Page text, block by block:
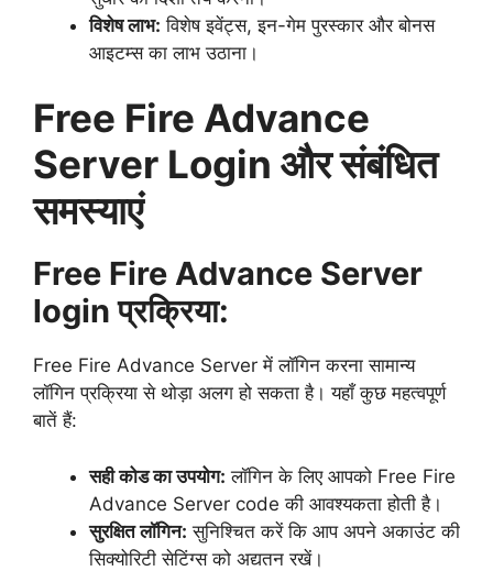
विशेष लाभ: विशेष इवेंट्स, इन-गेम पुरस्कार और बोनस
आइटम्स का लाभ उठाना।
Free Fire Advance
Server Login और संबंधित
समस्याएं
Free Fire Advance Server
login प्रक्रिया:
Free Fire Advance Server में लॉगिन करना सामान्य
लॉगिन प्रक्रिया से थोड़ा अलग हो सकता है। यहाँ कुछ महत्वपूर्ण
बातें हैं:
सही कोड का उपयोग: लॉगिन के लिए आपको Free Fire
Advance Server code की आवश्यकता होती है।
सुरक्षित लॉगिन: सुनिश्चित करें कि आप अपने अकाउंट की
सिक्योरिटी सेटिंग्स को अद्यतन रखें।